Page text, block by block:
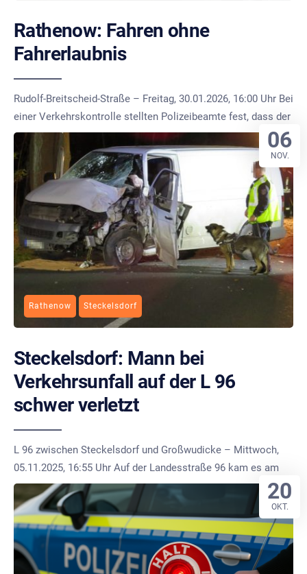
Rathenow: Fahren ohne
Fahrerlaubnis
Rudolf-Breitscheid-Straße – Freitag, 30.01.2026, 16:00 Uhr Bei
einer Verkehrskontrolle stellten Polizeibeamte fest, dass der
Rathenow Steckelsdorf
Steckelsdorf: Mann bei
Verkehrsunfall auf der L 96
schwer verletzt
L 96 zwischen Steckelsdorf und Großwudicke – Mittwoch,
05.11.2025, 16:55 Uhr Auf der Landesstraße 96 kam es am
06
NOV.
20
OKT.